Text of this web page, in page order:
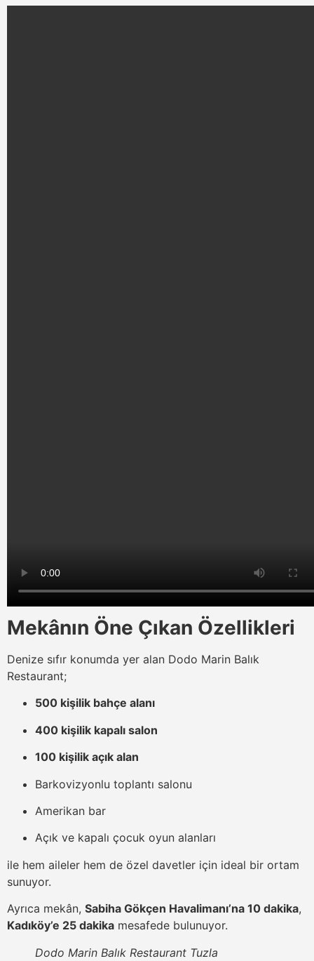
Mekânın Öne Çıkan Özellikleri
Denize sıfır konumda yer alan Dodo Marin Balık
Restaurant;
500 kişilik bahçe alanı
400 kişilik kapalı salon
100 kişilik açık alan
Barkovizyonlu toplantı salonu
Amerikan bar
Açık ve kapalı çocuk oyun alanları
ile hem aileler hem de özel davetler için ideal bir ortam
sunuyor.
Ayrıca mekân, Sabiha Gökçen Havalimanı’na 10 dakika,
Kadıköy’e 25 dakika mesafede bulunuyor.
Dodo Marin Balık Restaurant Tuzla